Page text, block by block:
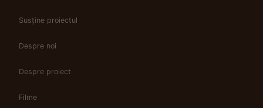
Susține proiectul
Despre noi
Despre proiect
Filme